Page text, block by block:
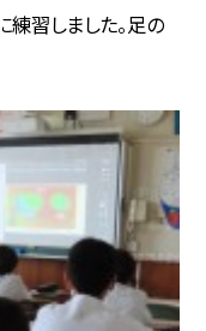
習しました。足の